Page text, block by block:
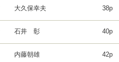
大久保幸夫 38p
石井 彰 40p
内藤朝雄 42p